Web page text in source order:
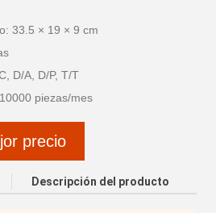
33.5 × 19 × 9 cm
D/A, D/P, T/T
piezas/mes
precio
Descripción del producto